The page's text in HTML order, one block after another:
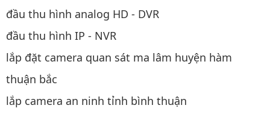
đầu thu hình analog HD - DVR
đầu thu hình IP - NVR
lắp đặt camera quan sát ma lâm huyện hàm
thuận bắc
lắp camera an ninh tỉnh bình thuận